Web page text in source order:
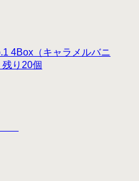
4Box（キャラメルバニ
り20個